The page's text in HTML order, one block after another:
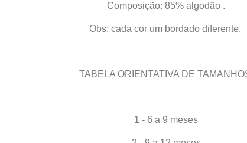
Composição: 85% algodão .
Obs: cada cor um bordado diferente.
TABELA ORIENTATIVA DE
1 - 6 a 9 meses